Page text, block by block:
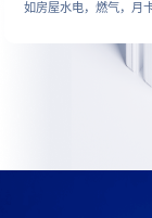
如房屋水电，燃气，月